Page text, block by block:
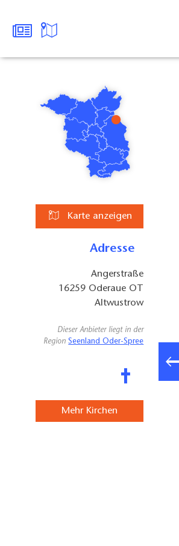
Karte anzeigen
Adresse
Angerstraße
16259 Oderaue OT
Altwustrow
Dieser Anbieter liegt in der
RegionSeenland Oder-Spree
Mehr Kirchen